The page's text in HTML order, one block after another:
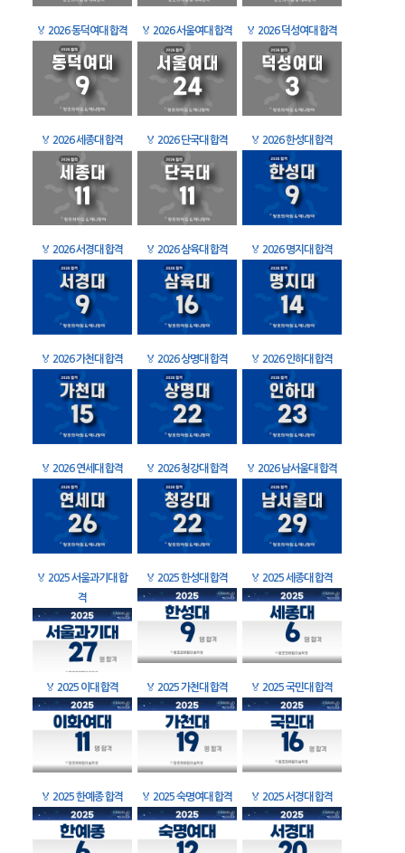
🏅 2026 동덕여대 합격 🏅 2026 서울여대 합격 🏅 2026 덕성여대 합격
🏅 2026 세종대 합격 🏅 2026 단국대 합격 🏅 2026 한성대 합격
🏅 2026 서경대 합격 🏅 2026 삼육대 합격 🏅 2026 명지대 합격
🏅 2026 가천대 합격 🏅 2026 상명대 합격 🏅 2026 인하대 합격
🏅 2026 연세대 합격 🏅 2026 청강대 합격 🏅 2026 남서울대 합격
🏅 2025 서울과기대 합
격
🏅 2025 한성대 합격 🏅 2025 세종대 합격
🏅 2025 이대 합격 🏅 2025 가천대 합격 🏅 2025 국민대 합격
🏅 2025 한예종 합격 🏅 2025 숙명여대 합격 🏅 2025 서경대 합격